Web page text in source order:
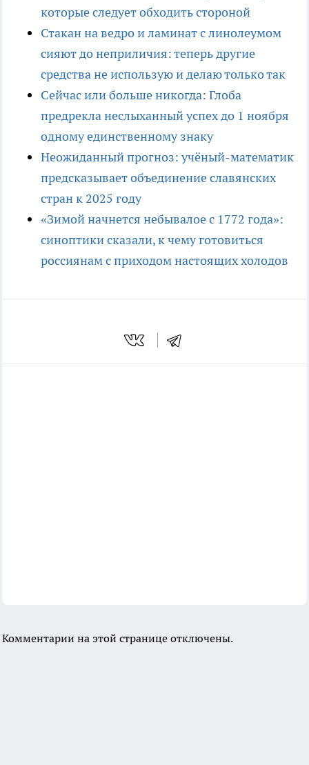
которые следует обходить стороной
Стакан на ведро и ламинат с линолеумом
сияют до неприличия: теперь другие
средства не использую и делаю только так
Сейчас или больше никогда: Глоба
предрекла неслыханный успех до 1 ноября
одному единственному знаку
Неожиданный прогноз: учёный-математик
предсказывает объединение славянских
стран к 2025 году
«Зимой начнется небывалое с 1772 года»:
синоптики сказали, к чему готовиться
россиянам с приходом настоящих холодов
Комментарии на этой странице отключены.